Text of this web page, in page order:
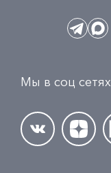
Мы в соц сетях